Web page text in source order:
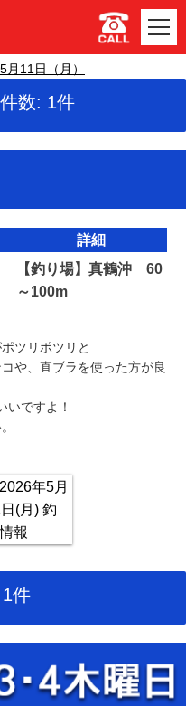
11日（月）
数: 1件
詳細
【釣り場】真鶴沖 60
～100m
ツリポツリと
や、直ブラを使った方が良
いですよ！
件